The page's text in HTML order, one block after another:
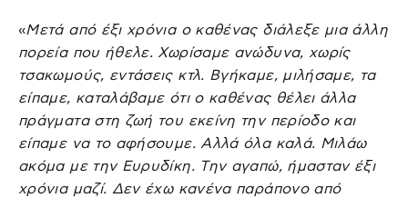
«Μετά από έξι χρόνια ο καθένας διάλεξε μια άλλη
πορεία που ήθελε. Χωρίσαμε ανώδυνα, χωρίς
τσακωμούς, εντάσεις κτλ. Βγήκαμε, μιλήσαμε, τα
είπαμε, καταλάβαμε ότι ο καθένας θέλει άλλα
πράγματα στη ζωή του εκείνη την περίοδο και
είπαμε να το αφήσουμε. Αλλά όλα καλά. Μιλάω
ακόμα με την Ευρυδίκη. Την αγαπώ, ήμασταν έξι
χρόνια μαζί. Δεν έχω κανένα παράπονο από